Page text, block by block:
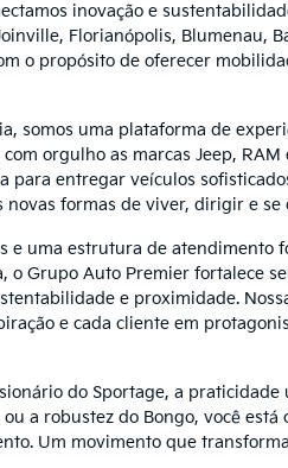
inovação e
Florianópolis, Blumenau,
o propósito de oferecer
somos uma plataforma de
orgulho as marcas Jeep, RAM
para entregar veículos
formas de viver, dirigir e se
e uma estrutura de atendimento
o Grupo Auto Premier fortalece
e proximidade.
e cada cliente em
do Sportage, a praticidade
a robustez do Bongo, você está
Um movimento que